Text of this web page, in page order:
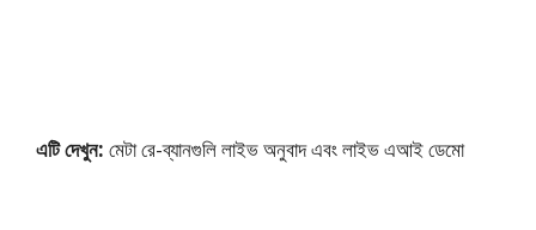
এটি দেখুন: মেটা রে-ব্যানগুলি লাইভ অনুবাদ এবং লাইভ এআই ডেমো